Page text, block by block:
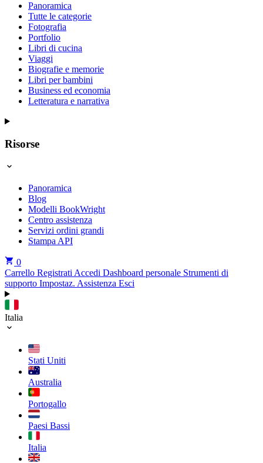
Panoramica
Tutte le categorie
Fotografia
Portfolio
Libri di cucina
Viaggi
Biografie e memorie
Libri per bambini
Business ed economia
Letteratura e narrativa
Risorse
Panoramica
Blog
Modelli BookWright
Centro assistenza
Servizi ordini grandi
Stampa API
0
Carrello Registrati Accedi Dashboard personale Strumenti di
supporto Impostaz. Assistenza Esci
Italia
Stati Uniti
Australia
Portogallo
Paesi Bassi
Italia